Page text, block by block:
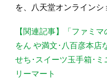
を、八天堂オンラインシ
【関連記事】「ファミ
をん や満文･八百彦本店
せち･スイーツ玉手箱･
リーマート